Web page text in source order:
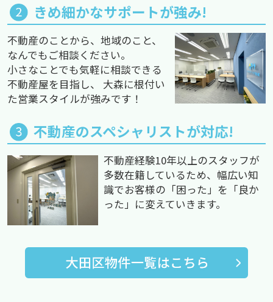
きめ細かなサポートが強み!
不動産のことから、地域のこと、
なんでもご相談ください。
小さなことでも気軽に相談できる
不動産屋を目指し、 大森に根付い
た営業スタイルが強みです！
不動産のスペシャリストが対応!
不動産経験10年以上のスタッフが
多数在籍しているため、幅広い知
識でお客様の「困った」を「良か
った」に変えていきます。